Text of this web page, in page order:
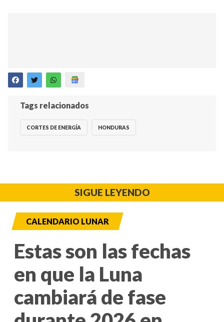
Tags relacionados
CORTES DE ENERGÍA HONDURAS
SIGUE LEYENDO
CALENDARIO LUNAR
Estas son las fechas
en que la Luna
cambiará de fase